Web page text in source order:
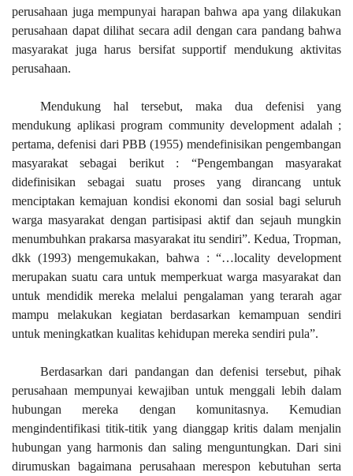
perusahaan juga mempunyai harapan bahwa apa yang dilakukan
perusahaan dapat dilihat secara adil dengan cara pandang bahwa
masyarakat juga harus bersifat supportif mendukung aktivitas
perusahaan.
Mendukung hal tersebut, maka dua defenisi yang
mendukung aplikasi program community development adalah ;
pertama, defenisi dari PBB (1955) mendefinisikan pengembangan
masyarakat sebagai berikut : “Pengembangan masyarakat
didefinisikan sebagai suatu proses yang dirancang untuk
menciptakan kemajuan kondisi ekonomi dan sosial bagi seluruh
warga masyarakat dengan partisipasi aktif dan sejauh mungkin
menumbuhkan prakarsa masyarakat itu sendiri”. Kedua, Tropman,
dkk (1993) mengemukakan, bahwa : “…locality development
merupakan suatu cara untuk memperkuat warga masyarakat dan
untuk mendidik mereka melalui pengalaman yang terarah agar
mampu melakukan kegiatan berdasarkan kemampuan sendiri
untuk meningkatkan kualitas kehidupan mereka sendiri pula”.
Berdasarkan dari pandangan dan defenisi tersebut, pihak
perusahaan mempunyai kewajiban untuk menggali lebih dalam
hubungan mereka dengan komunitasnya. Kemudian
mengindentifikasi titik-titik yang dianggap kritis dalam menjalin
hubungan yang harmonis dan saling menguntungkan. Dari sini
dirumuskan bagaimana perusahaan merespon kebutuhan serta